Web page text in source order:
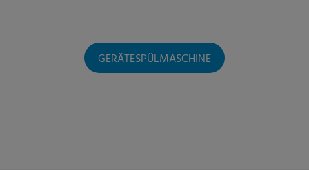
GERÄTESPÜLMASCHINE